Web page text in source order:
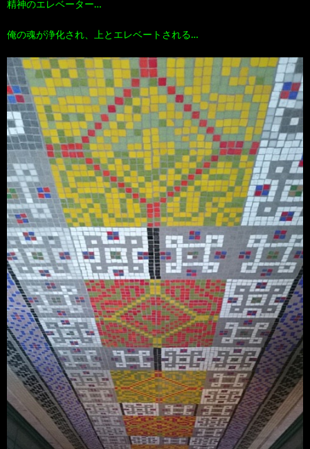
精神のエレベーター…
俺の魂が浄化され、上とエレベートされる…